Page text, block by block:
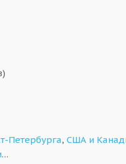
Петербурга, США и
…